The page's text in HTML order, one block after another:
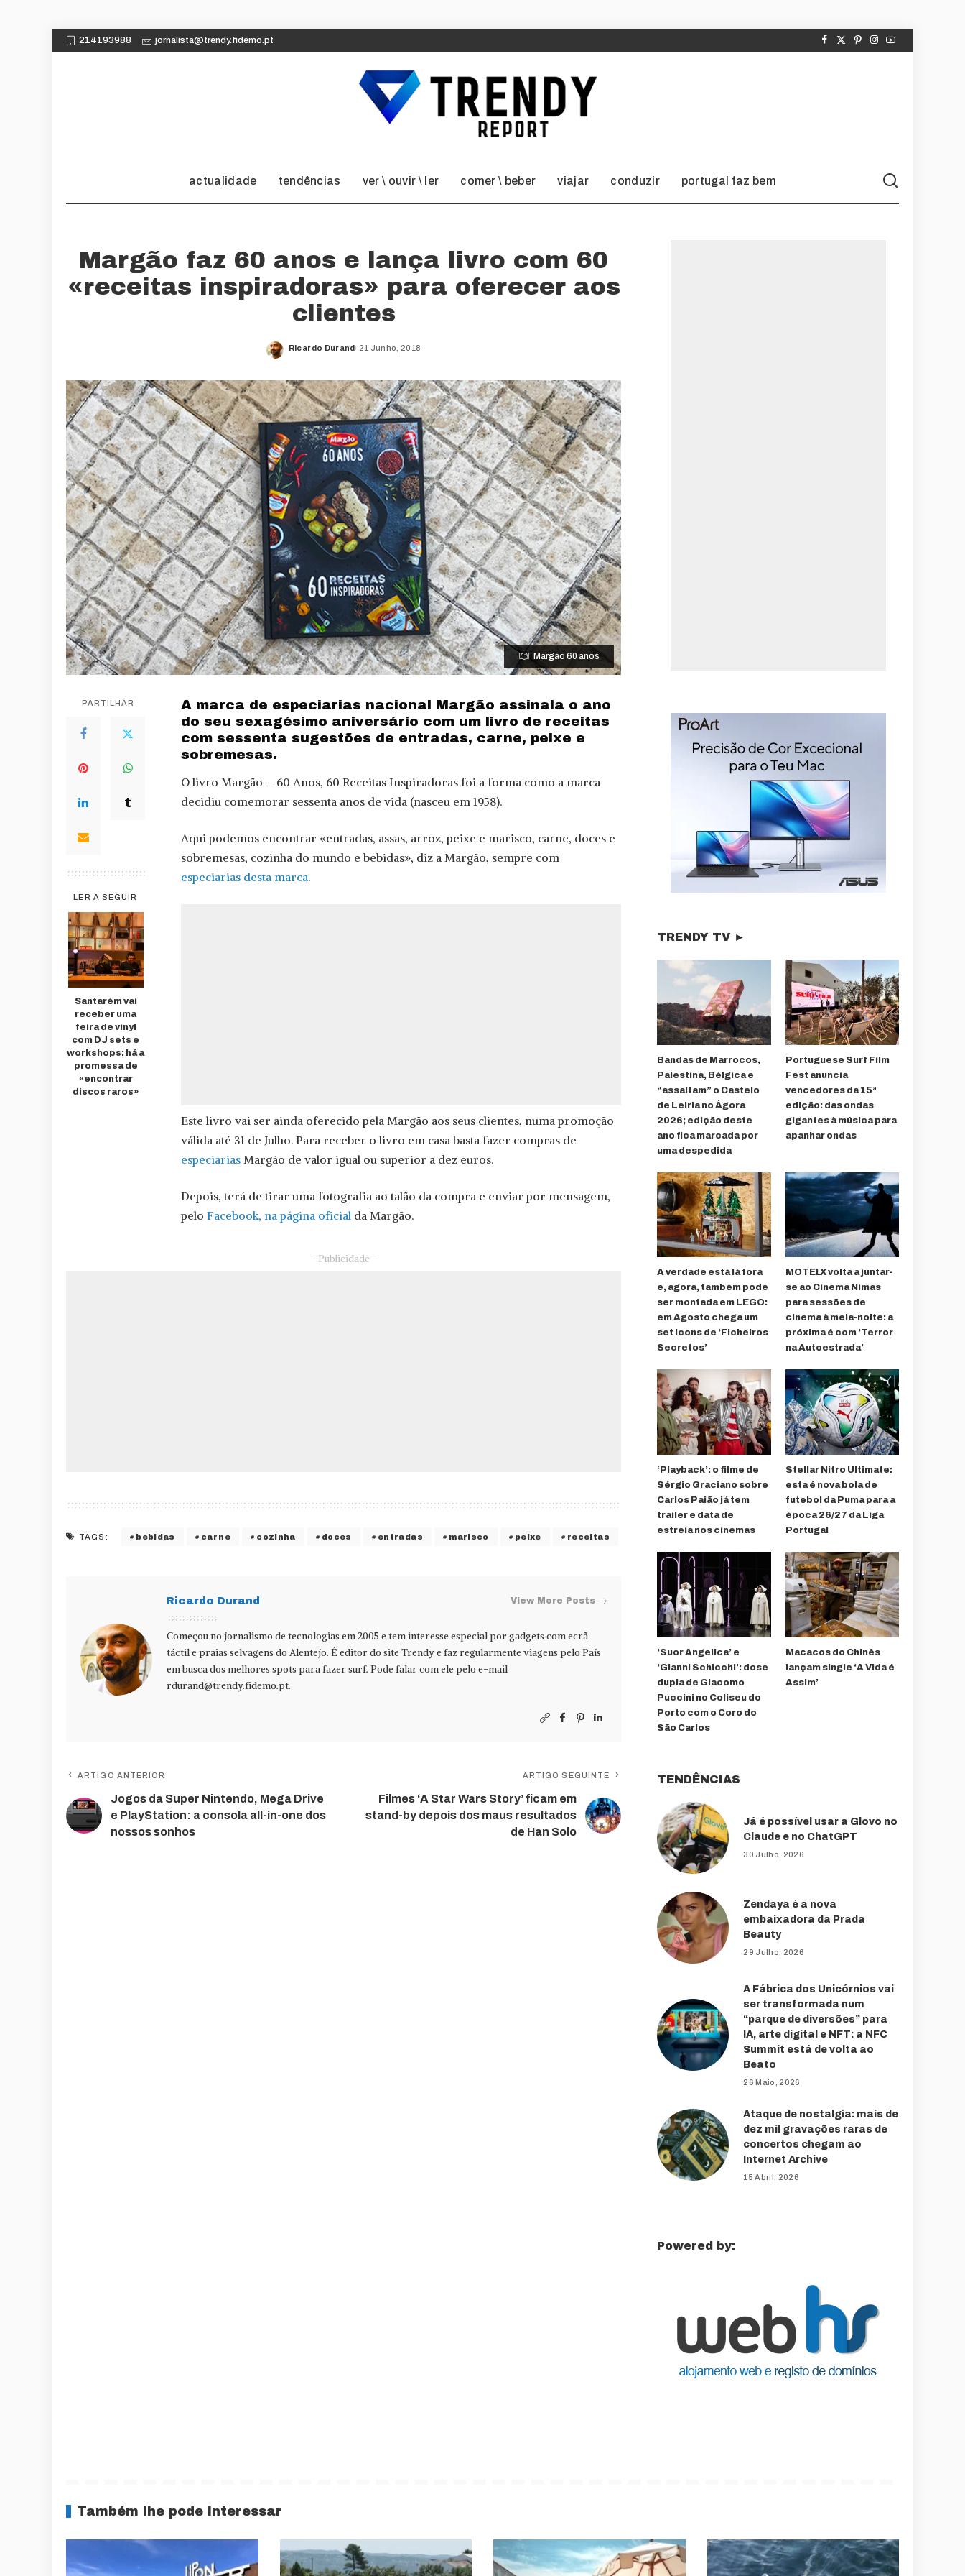
214193988 jornalista@trendy.fidemo.pt
actualidade tendências ver \ ouvir \ ler comer \ beber viajar conduzir portugal faz bem
Margão faz 60 anos e lança livro com 60
«receitas inspiradoras» para oferecer aos
clientes
Posted
Ricardo Durand 21 Junho, 2018
Margão 60 anos
PARTILHAR
LER A SEGUIR
Santarém vai
receber uma
feira de vinyl
com DJ sets e
workshops; há a
promessa de
«encontrar
discos raros»
A marca de especiarias nacional Margão assinala o ano
do seu sexagésimo aniversário com um livro de receitas
com sessenta sugestões de entradas, carne, peixe e
sobremesas.
O livro Margão – 60 Anos, 60 Receitas Inspiradoras foi a forma como a marca
decidiu comemorar sessenta anos de vida (nasceu em 1958).
Aqui podemos encontrar «entradas, assas, arroz, peixe e marisco, carne, doces e
sobremesas, cozinha do mundo e bebidas», diz a Margão, sempre com
especiarias desta marca.
Este livro vai ser ainda oferecido pela Margão aos seus clientes, numa promoção
válida até 31 de Julho. Para receber o livro em casa basta fazer compras de
especiarias Margão de valor igual ou superior a dez euros.
Depois, terá de tirar uma fotografia ao talão da compra e enviar por mensagem,
pelo Facebook, na página oficial da Margão.
– Publicidade –
TAGS: bebidas carne cozinha doces entradas marisco peixe receitas
Ricardo Durand View More Posts
Começou no jornalismo de tecnologias em 2005 e tem interesse especial por gadgets com ecrã
táctil e praias selvagens do Alentejo. É editor do site Trendy e faz regularmente viagens pelo País
em busca dos melhores spots para fazer surf. Pode falar com ele pelo e-mail
rdurand@trendy.fidemo.pt.
ARTIGO ANTERIOR
Jogos da Super Nintendo, Mega Drive
e PlayStation: a consola all-in-one dos
nossos sonhos
ARTIGO SEGUINTE
Filmes ‘A Star Wars Story’ ficam em
stand-by depois dos maus resultados
de Han Solo
TRENDY TV ►
Bandas de Marrocos,
Palestina, Bélgica e
“assaltam” o Castelo
de Leiria no Ágora
2026; edição deste
ano fica marcada por
uma despedida
Portuguese Surf Film
Fest anuncia
vencedores da 15ª
edição: das ondas
gigantes à música para
apanhar ondas
A verdade está lá fora
e, agora, também pode
ser montada em LEGO:
em Agosto chega um
set Icons de ‘Ficheiros
Secretos’
MOTELX volta a juntar-
se ao Cinema Nimas
para sessões de
cinema à meia-noite: a
próxima é com ‘Terror
na Autoestrada’
‘Playback’: o filme de
Sérgio Graciano sobre
Carlos Paião já tem
trailer e data de
estreia nos cinemas
Stellar Nitro Ultimate:
esta é nova bola de
futebol da Puma para a
época 26/27 da Liga
Portugal
‘Suor Angelica’ e
‘Gianni Schicchi’: dose
dupla de Giacomo
Puccini no Coliseu do
Porto com o Coro do
São Carlos
Macacos do Chinês
lançam single ‘A Vida é
Assim’
TENDÊNCIAS
Já é possível usar a Glovo no
Claude e no ChatGPT
30 Julho, 2026
Zendaya é a nova
embaixadora da Prada
Beauty
29 Julho, 2026
A Fábrica dos Unicórnios vai
ser transformada num
“parque de diversões” para
IA, arte digital e NFT: a NFC
Summit está de volta ao
Beato
26 Maio, 2026
Ataque de nostalgia: mais de
dez mil gravações raras de
concertos chegam ao
Internet Archive
15 Abril, 2026
Powered by:
Também lhe pode interessar